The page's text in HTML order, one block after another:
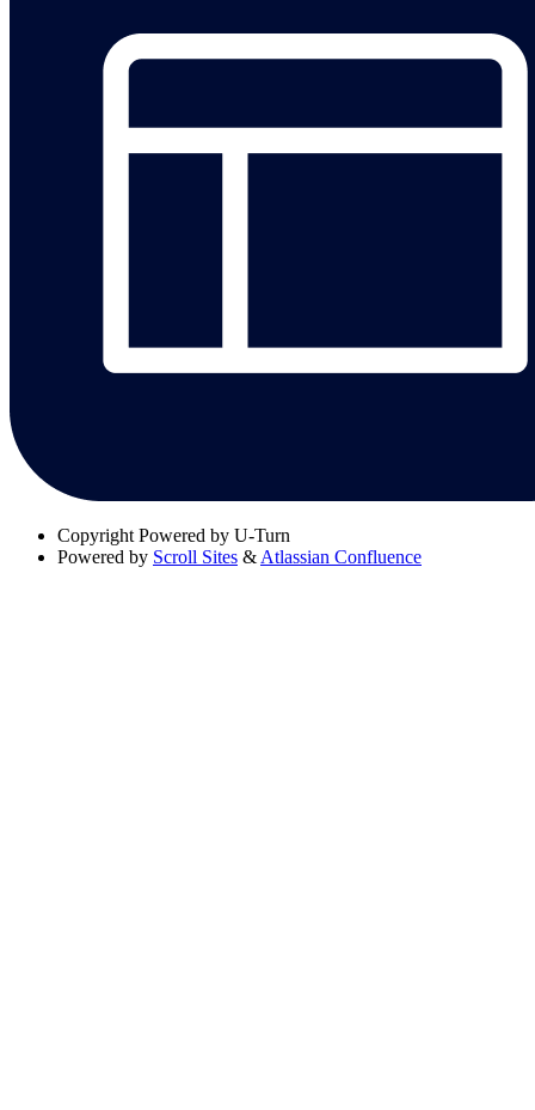
Copyright Powered by U-Turn
Powered by Scroll Sites & Atlassian Confluence